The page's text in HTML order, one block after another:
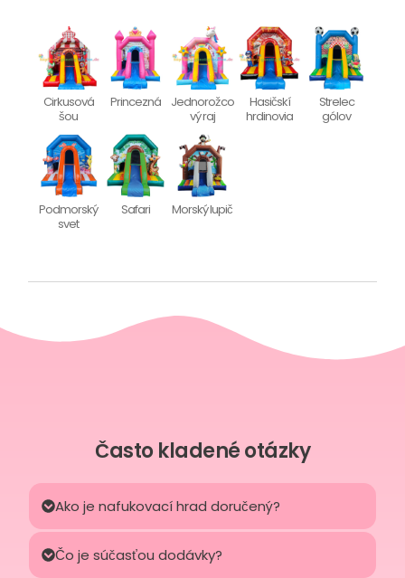
Cirkusová
šou
Princezná
Jednorožco
vý raj
Hasičskí
hrdinovia
Strelec
gólov
Podmorský
svet
Safari Morský lupič
Často kladené otázky
Ako je nafukovací hrad doručený?
Čo je súčasťou dodávky?